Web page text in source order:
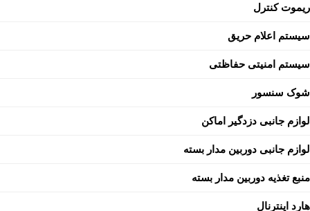
ریموت کنترل
سیستم اعلام حریق
سیستم امنیتی حفاظتی
شوک سنسور
لوازم جانبی دزدگیر اماکن
لوازم جانبی دوربین مدار بسته
منبع تغذیه دوربین مدار بسته
هارد اینترنال